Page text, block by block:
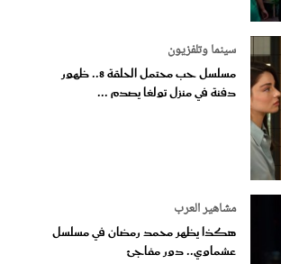
سينما وتلفزيون
مسلسل حب محتمل الحلقة 8.. ظهور
دفنة في منزل تولغا يصدم ...
مشاهير العرب
هكذا يظهر محمد رمضان في مسلسل
عشماوي.. دور مفاجئ